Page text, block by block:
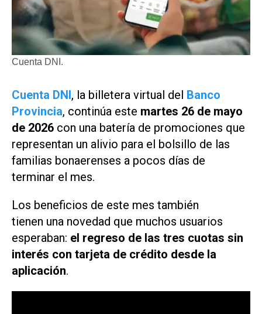
Cuenta DNI.
Cuenta DNI, la billetera virtual del Banco
Provincia, continúa este martes 26 de mayo
de 2026 con una batería de promociones que
representan un alivio para el bolsillo de las
familias bonaerenses a pocos días de
terminar el mes.
Los beneficios de este mes también
tienen una novedad que muchos usuarios
esperaban: el regreso de las tres cuotas sin
interés con tarjeta de crédito desde la
aplicación.